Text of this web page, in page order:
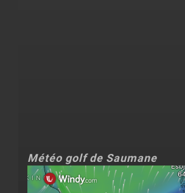
Météo golf de Saumane